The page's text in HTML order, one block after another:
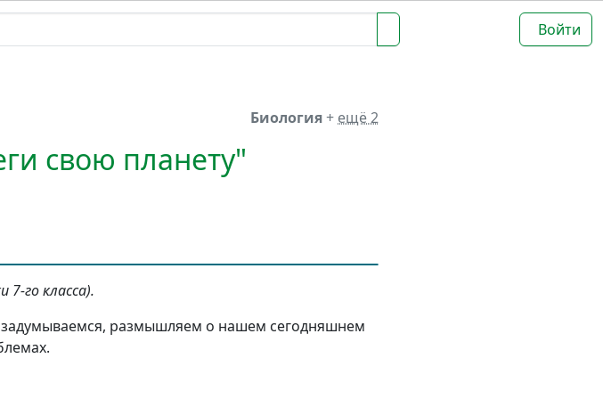
Войти
Биология+ ещё 2
свою планету"
го класса).
размышляем о нашем сегодняшнем